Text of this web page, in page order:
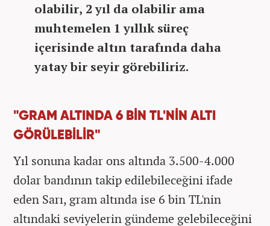
olabilir, 2 yıl da olabilir ama
muhtemelen 1 yıllık süreç
içerisinde altın tarafında daha
yatay bir seyir görebiliriz.
"GRAM ALTINDA 6 BİN TL'NİN ALTI
GÖRÜLEBİLİR"
Yıl sonuna kadar ons altında 3.500-4.000
dolar bandının takip edilebileceğini ifade
eden Sarı, gram altında ise 6 bin TL'nin
altındaki seviyelerin gündeme gelebileceğini